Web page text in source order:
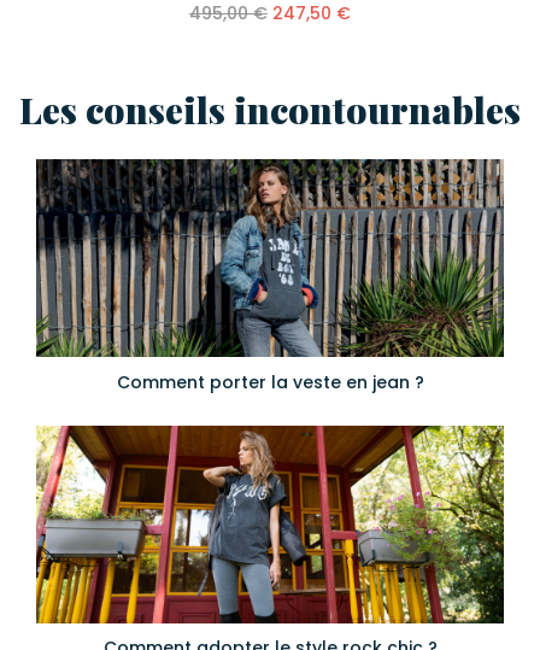
495,00 € 247,50 €
Les conseils incontournables
Comment porter la veste en jean ?